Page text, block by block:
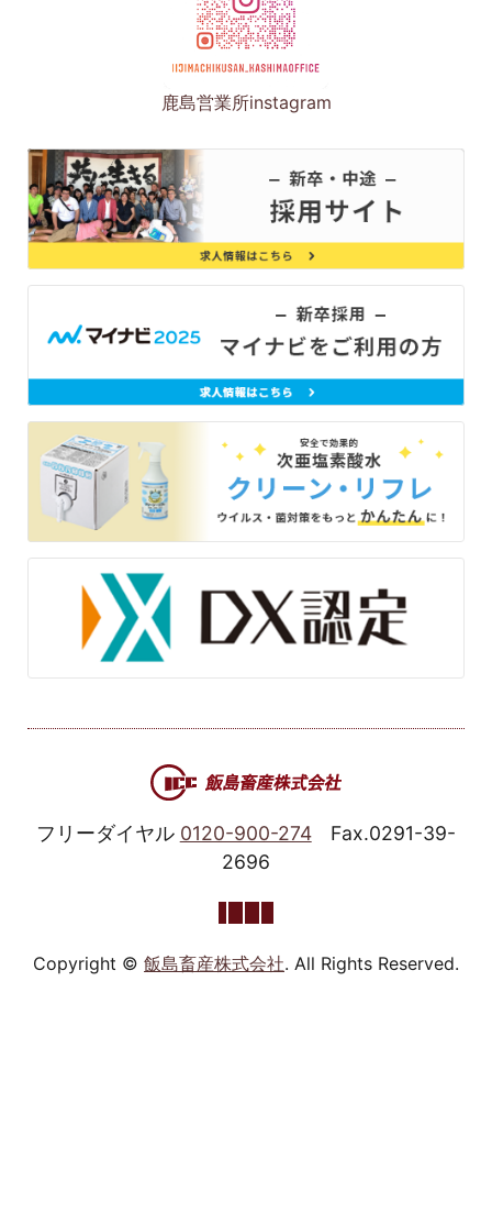
鹿島営業所instagram
フリーダイヤル 0120-900-274
Fax.0291-39-
2696
Copyright © 飯島畜産株式会社. All Rights Reserved.